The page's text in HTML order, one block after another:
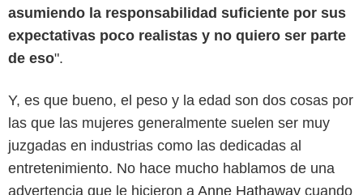
asumiendo la responsabilidad suficiente por sus
expectativas poco realistas y no quiero ser parte
de eso".
Y, es que bueno, el peso y la edad son dos cosas por
las que las mujeres generalmente suelen ser muy
juzgadas en industrias como las dedicadas al
entretenimiento. No hace mucho hablamos de una
advertencia que le hicieron a Anne Hathaway cuando
Metropolitan FilmExport